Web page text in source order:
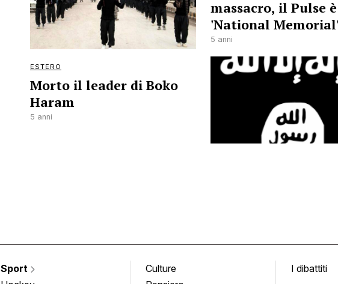
massacro, il Pulse è
'National Memorial'
5 anni
ESTERO
Morto il leader di Boko
Haram
5 anni
Sport
Culture
I dibattiti